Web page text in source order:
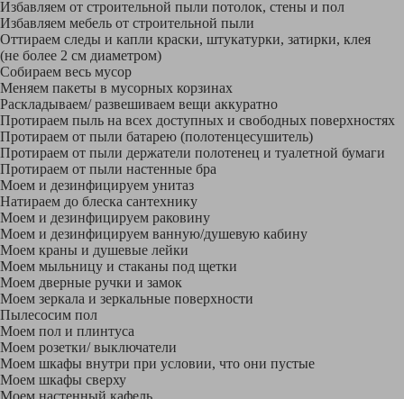
Избавляем от строительной пыли потолок, стены и пол
Избавляем мебель от строительной пыли
Оттираем следы и капли краски, штукатурки, затирки, клея
(не более 2 см диаметром)
Собираем весь мусор
Меняем пакеты в мусорных корзинах
Раскладываем/ развешиваем вещи аккуратно
Протираем пыль на всех доступных и свободных поверхностях
Протираем от пыли батарею (полотенцесушитель)
Протираем от пыли держатели полотенец и туалетной бумаги
Протираем от пыли настенные бра
Моем и дезинфицируем унитаз
Натираем до блеска сантехнику
Моем и дезинфицируем раковину
Моем и дезинфицируем ванную/душевую кабину
Моем краны и душевые лейки
Моем мыльницу и стаканы под щетки
Моем дверные ручки и замок
Моем зеркала и зеркальные поверхности
Пылесосим пол
Моем пол и плинтуса
Моем розетки/ выключатели
Моем шкафы внутри при условии, что они пустые
Моем шкафы сверху
Моем настенный кафель